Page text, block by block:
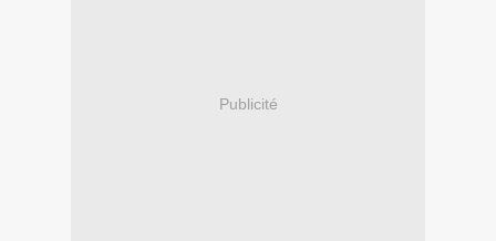
Publicité